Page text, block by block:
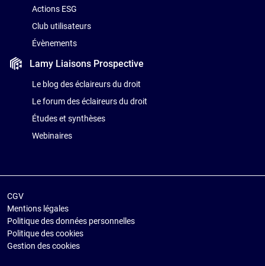
Actions ESG
Club utilisateurs
Évènements
Lamy Liaisons Prospective
Le blog des éclaireurs du droit
Le forum des éclaireurs du droit
Études et synthèses
Webinaires
CGV
Mentions légales
Politique des données personnelles
Politique des cookies
Gestion des cookies